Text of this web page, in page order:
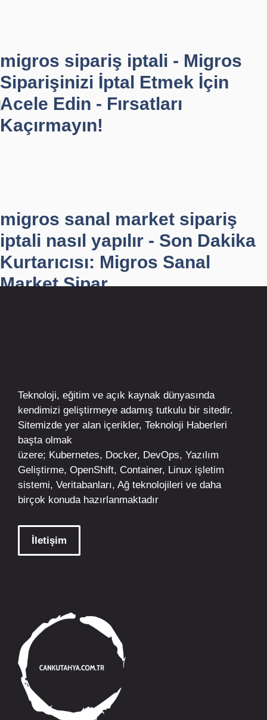
migros sipariş iptali - Migros
Siparişinizi İptal Etmek İçin
Acele Edin - Fırsatları
Kaçırmayın!
migros sanal market sipariş
iptali nasıl yapılır - Son Dakika
Kurtarıcısı: Migros Sanal
Market Sipar...
Teknoloji, eğitim ve açık kaynak dünyasında
kendimizi geliştirmeye adamış tutkulu bir sitedir.
Sitemizde yer alan içerikler, Teknoloji Haberleri
başta olmak
üzere; Kubernetes, Docker, DevOps, Yazılım
Geliştirme, OpenShift, Container, Linux işletim
sistemi, Veritabanları, Ağ teknolojileri ve daha
birçok konuda hazırlanmaktadır
İletişim